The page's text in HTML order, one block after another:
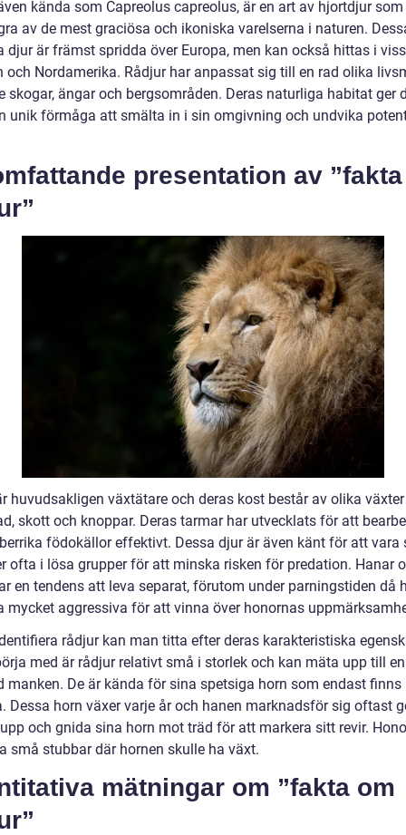
kända som Capreolus capreolus, är en art av hjortdjur
av de mest graciösa och ikoniska varelserna i naturen.
djur är främst spridda över Europa, men kan också hittas i
och Nordamerika. Rådjur har anpassat sig till en rad olika
skogar, ängar och bergsområden. Deras naturliga habitat ger
unik förmåga att smälta in i sin omgivning och undvika
presentation av
huvudsakligen växtätare och deras kost består av olika
skott och knoppar. Deras tarmar har utvecklats för att
födokällor effektivt. Dessa djur är även känt för att vara
ofta i lösa grupper för att minska risken för predation. Hanar
en tendens att leva separat, förutom under parningstiden då
mycket aggressiva för att vinna över honornas
rådjur kan man titta efter deras karakteristiska
med är rådjur relativt små i storlek och kan mäta upp till
manken. De är kända för sina spetsiga horn som endast finns
Dessa horn växer varje år och hanen marknadsför sig oftast
och gnida sina horn mot träd för att markera sitt revir.
små stubbar där hornen skulle ha växt.
mätningar om ”fakta om